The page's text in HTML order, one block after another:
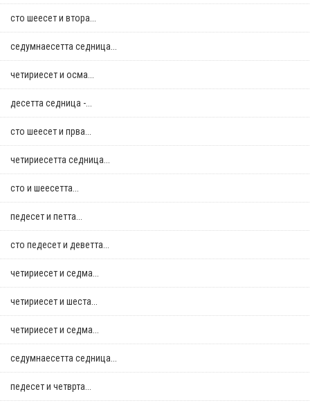
сто шеесет и втора...
седумнаесетта седница...
четириесет и осма...
десетта седница -...
сто шеесет и прва...
четириесетта седница...
сто и шеесетта...
педесет и петта...
сто педесет и деветта...
четириесет и седма...
четириесет и шеста...
четириесет и седма...
седумнаесетта седница...
педесет и четврта...